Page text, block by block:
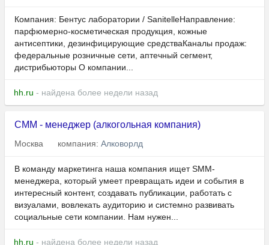
Компания: Бентус лаборатории / SanitelleНаправление:
парфюмерно-косметическая продукция, кожные
антисептики, дезинфицирующие средстваКаналы продаж:
федеральные розничные сети, аптечный сегмент,
дистрибьюторы О компании...
hh.ru - найдена более недели назад
СММ - менеджер (алкогольная компания)
Москва компания: Алковорлд
В команду маркетинга наша компания ищет SMM-
менеджера, который умеет превращать идеи и события в
интересный контент, создавать публикации, работать с
визуалами, вовлекать аудиторию и системно развивать
социальные сети компании. Нам нужен...
hh.ru - найдена более недели назад